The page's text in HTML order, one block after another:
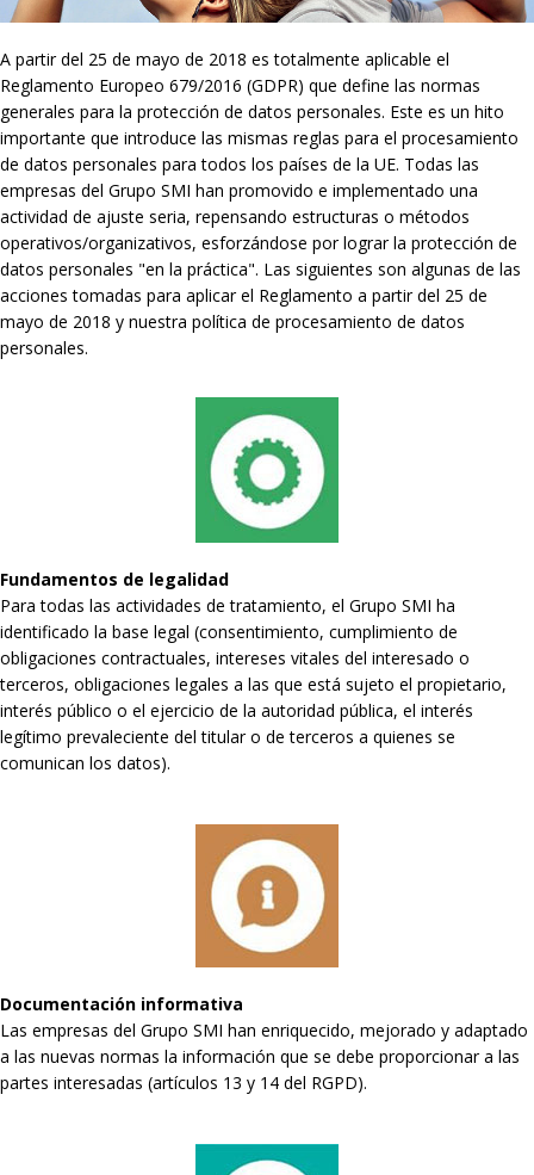
A partir del 25 de mayo de 2018 es totalmente aplicable el
Reglamento Europeo 679/2016 (GDPR) que define las normas
generales para la protección de datos personales. Este es un hito
importante que introduce las mismas reglas para el procesamiento
de datos personales para todos los países de la UE. Todas las
empresas del Grupo SMI han promovido e implementado una
actividad de ajuste seria, repensando estructuras o métodos
operativos/organizativos, esforzándose por lograr la protección de
datos personales "en la práctica". Las siguientes son algunas de las
acciones tomadas para aplicar el Reglamento a partir del 25 de
mayo de 2018 y nuestra política de procesamiento de datos
personales.
Fundamentos de legalidad
Para todas las actividades de tratamiento, el Grupo SMI ha
identificado la base legal (consentimiento, cumplimiento de
obligaciones contractuales, intereses vitales del interesado o
terceros, obligaciones legales a las que está sujeto el propietario,
interés público o el ejercicio de la autoridad pública, el interés
legítimo prevaleciente del titular o de terceros a quienes se
comunican los datos).
Documentación informativa
Las empresas del Grupo SMI han enriquecido, mejorado y adaptado
a las nuevas normas la información que se debe proporcionar a las
partes interesadas (artículos 13 y 14 del RGPD).